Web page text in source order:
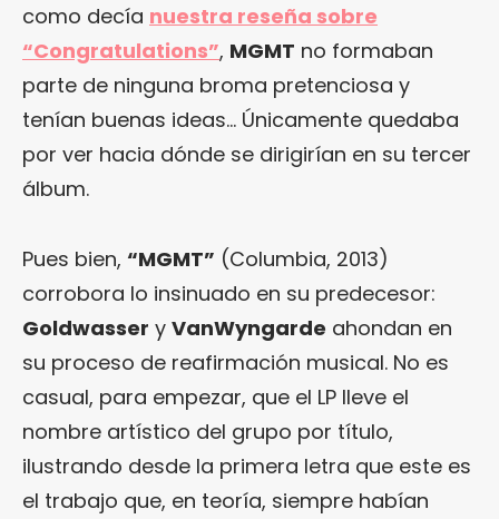
como decía nuestra reseña sobre
“Congratulations”, MGMT no formaban
parte de ninguna broma pretenciosa y
tenían buenas ideas… Únicamente quedaba
por ver hacia dónde se dirigirían en su tercer
álbum.
Pues bien, “MGMT” (Columbia, 2013)
corrobora lo insinuado en su predecesor:
Goldwasser y VanWyngarde ahondan en
su proceso de reafirmación musical. No es
casual, para empezar, que el LP lleve el
nombre artístico del grupo por título,
ilustrando desde la primera letra que este es
el trabajo que, en teoría, siempre habían